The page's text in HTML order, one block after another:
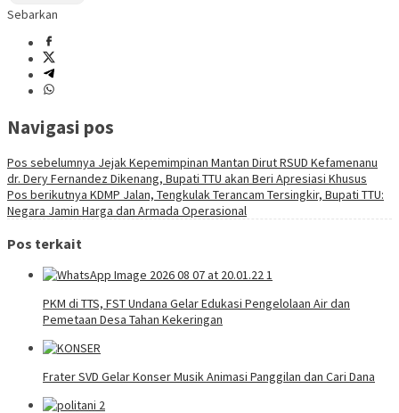
Sebarkan
Navigasi pos
Pos sebelumnya Jejak Kepemimpinan Mantan Dirut RSUD Kefamenanu
dr. Dery Fernandez Dikenang, Bupati TTU akan Beri Apresiasi Khusus
Pos berikutnya KDMP Jalan, Tengkulak Terancam Tersingkir, Bupati TTU:
Negara Jamin Harga dan Armada Operasional
Pos terkait
PKM di TTS, FST Undana Gelar Edukasi Pengelolaan Air dan
Pemetaan Desa Tahan Kekeringan
Frater SVD Gelar Konser Musik Animasi Panggilan dan Cari Dana